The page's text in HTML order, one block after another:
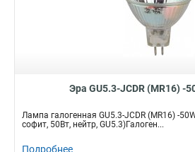
Эра GU5.3-JCDR (MR16) -
Лампа галогенная GU5.3-JCDR (MR16) -
софит, 50Вт, нейтр, GU5.3)Галоген...
Подробнее